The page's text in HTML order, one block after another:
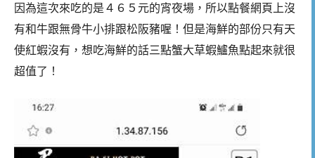
因為這次來吃的是４６５元的宵夜場，所以點餐網頁上沒
有和牛跟無骨牛小排跟松阪豬喔！但是海鮮的部份只有天
使紅蝦沒有，想吃海鮮的話三點蟹大草蝦鱸魚點起來就很
超值了！